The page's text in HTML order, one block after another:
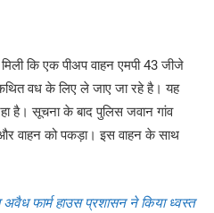
कि एक पीअप वाहन एमपी 43 जीजे
वध के लिए ले जाए जा रहे है। यह
है। सूचना के बाद पुलिस जवान गांव
वाहन को पकड़ा। इस वाहन के साथ
अवैध फार्म हाउस प्रशासन ने किया ध्वस्त